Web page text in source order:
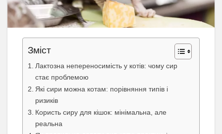
Зміст
Лактозна непереносимість у котів: чому сир
стає проблемою
Які сири можна котам: порівняння типів і
ризиків
Користь сиру для кішок: мінімальна, але
реальна